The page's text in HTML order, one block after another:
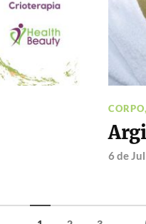
CORPO,
6 de